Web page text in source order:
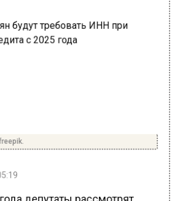
депутаты рассмотрят